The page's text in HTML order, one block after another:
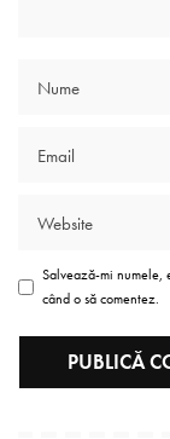
Salvează-mi numele,
când o să comentez.